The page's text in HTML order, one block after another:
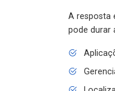
A resposta
pode durar